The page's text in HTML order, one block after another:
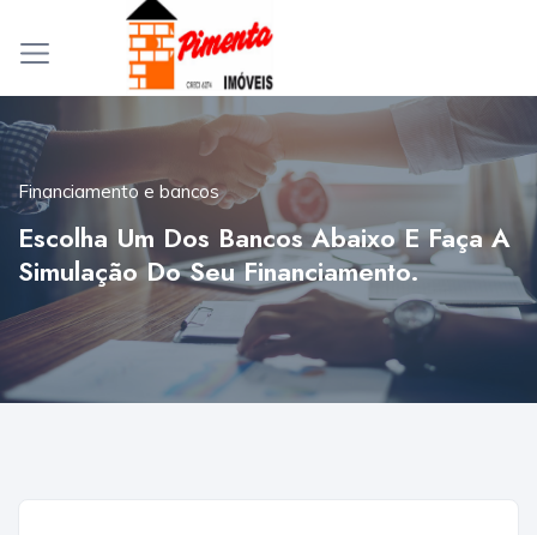
Financiamento e bancos
Escolha Um Dos Bancos Abaixo E Faça A
Simulação Do Seu Financiamento.